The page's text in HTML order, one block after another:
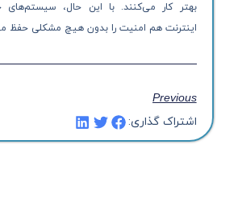
بهتر کار می‌کنند. با این حال،
اینترنت هم امنیت را بدون هیچ مشکلی حفظ
Previous
اشتراک گذاری: